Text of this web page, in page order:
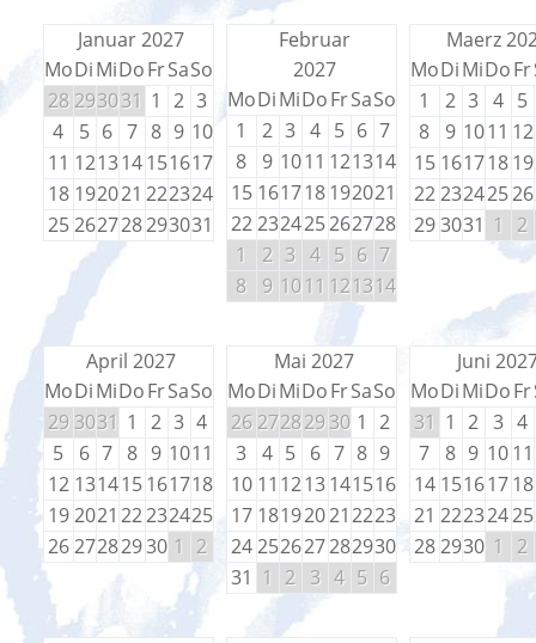
Januar 2027
MoDiMiDoFrSaSo
28 293031 1 2 3
4
5 6 7 8 9 10
11 121314151617
18 192021 222324
25262728293031
Februar
2027
MoDiMiDoFrSaSo
1
2 3 4 5 6 7
8
9 1011 121314
15 161718192021
22232425262728
1
2 3 4 5 6 7
8
9 1011 121314
Maerz
MoDiMiDoFr
1
2 3 4 5
8
9 1011 12
15 16171819
2223242526
293031 1 2
April 2027
MoDiMiDoFrSaSo
29 3031 1 2 3 4
5
6 7 8 9 1011
12 131415161718
192021 22232425
2627282930 1 2
Mai 2027
MoDiMiDoFrSaSo
26 27282930 1
2
3
4 5 6 7 8 9
10 11 1213141516
17 181920212223
24252627282930
31 1 2 3 4 5 6
Juni
MoDiMiDoFr
31 1 2 3 4
7
8 9 1011
14 15161718
21 22232425
282930 1 2